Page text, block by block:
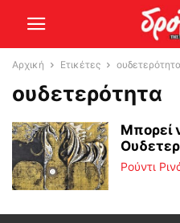
Αρχική Ετικέτες ουδετερότητα
ουδετερότητα
Μπορεί
Ρούντι